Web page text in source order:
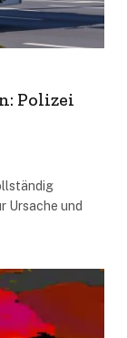
Polizei
Ursache und